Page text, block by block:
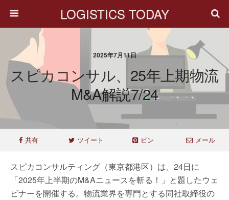
LOGISTICS TODAY
2025年7月11日
スピカコンサル、25年上期物流
M&A解説7/24
共有 ツイート ピン メール
スピカコンサルティング（東京都港区）は、24日に
「2025年上半期のM&Aニュースを斬る！」と題したウェ
ビナーを開催する。物流業界を専門とする同社取締役の